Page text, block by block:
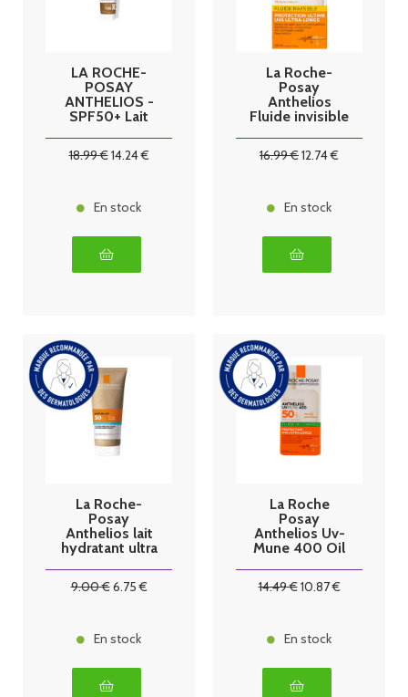
LA ROCHE-
POSAY
ANTHELIOS -
SPF50+ Lait
Corps Eco-
Sèches, 250ml
18.99€14.24€
En stock
La Roche-
Posay
Anthelios
Fluide invisible
spf50
16.99€12.74€
En stock
La Roche-
Posay
Anthelios lait
hydratant ultra
9.00€6.75€
En stock
La Roche
Posay
Anthelios Uv-
Mune 400 Oil
14.49€10.87€
En stock